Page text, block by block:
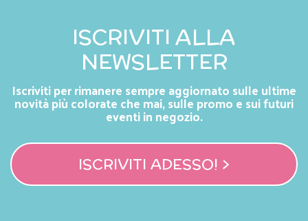
ISCRIVITI ALLA
NEWSLETTER
Iscriviti per rimanere sempre aggiornato sulle ultime
novità più colorate che mai, sulle promo e sui futuri
eventi in negozio.
ISCRIVITI ADESSO! >